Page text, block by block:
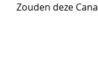
Zouden deze